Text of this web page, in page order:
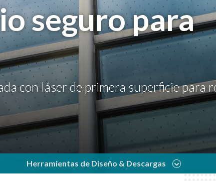
seguro para
con láser de primera superficie para
Herramientas de Diseño & Descargas